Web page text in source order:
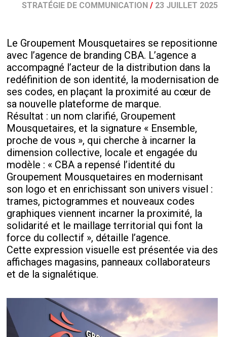
STRATÉGIE DE COMMUNICATION / 23 JUILLET 2025
Le Groupement Mousquetaires se repositionne
avec l’agence de branding CBA. L’agence a
accompagné l’acteur de la distribution dans la
redéfinition de son identité, la modernisation de
ses codes, en plaçant la proximité au cœur de
sa nouvelle plateforme de marque.
Résultat : un nom clarifié, Groupement
Mousquetaires, et la signature « Ensemble,
proche de vous », qui cherche à incarner la
dimension collective, locale et engagée du
modèle : « CBA a repensé l’identité du
Groupement Mousquetaires en modernisant
son logo et en enrichissant son univers visuel :
trames, pictogrammes et nouveaux codes
graphiques viennent incarner la proximité, la
solidarité et le maillage territorial qui font la
force du collectif », détaille l’agence.
Cette expression visuelle est présentée via des
affichages magasins, panneaux collaborateurs
et de la signalétique.